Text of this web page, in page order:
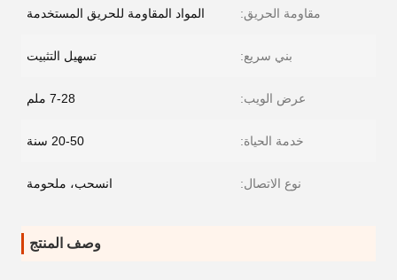
مقاومة الحريق: المواد المقاومة للحريق المستخدمة
بني سريع: تسهيل التثبيت
عرض الويب: 7-28 ملم
خدمة الحياة: 20-50 سنة
نوع الاتصال: انسحب، ملحومة
وصف المنتج